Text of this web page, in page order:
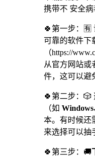
携带不 安全病
🍀第一步：🈶
可靠的软件下
（https://
从官方网站或
件，这可以避
🍀第二步：🎲
（如
本。有时候还
来选择可以抽
🍀第三步：🚚